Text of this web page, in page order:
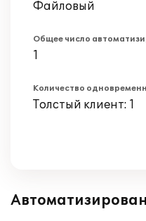
Файловый
Общее число
1
Количество
Толстый клиент: 1